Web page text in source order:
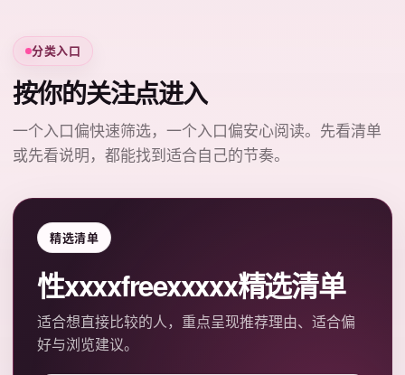
分类入口
按你的关注点进入
一个入口偏快速筛选，一个入口偏安心阅读。先看清单
或先看说明，都能找到适合自己的节奏。
精选清单
性xxxxfreexxxxx精选清单
适合想直接比较的人，重点呈现推荐理由、适合偏
好与浏览建议。